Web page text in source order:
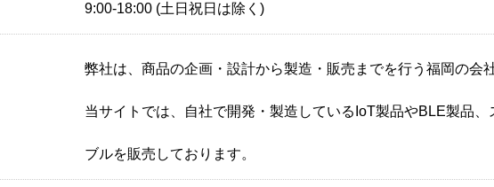
9:00-18:00 (土日祝日は除く)
弊社は、商品の企画・設計から製造・販売までを行う福岡の会
当サイトでは、自社で開発・製造しているIoT製品やBLE製品、
ブルを販売しております。